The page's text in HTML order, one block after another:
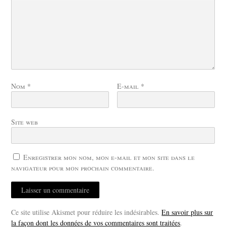
Nom * E-mail *
Site web
Enregistrer mon nom, mon e-mail et mon site dans le
navigateur pour mon prochain commentaire.
Ce site utilise Akismet pour réduire les indésirables.En savoir plus sur
la façon dont les données de vos commentaires sont traitées.